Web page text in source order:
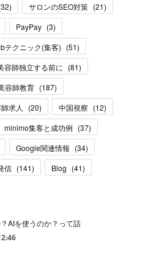
32) サロンのSEO対策 (21)
PayPay (3)
テクニック(集客) (51)
容師独立する前に (81)
容師教育 (187)
求人 (20) 中国視察 (12)
minimo集客と成功例 (37)
Google関連情報 (34)
信 (141) Blog (41)
AIを使うのか？って話